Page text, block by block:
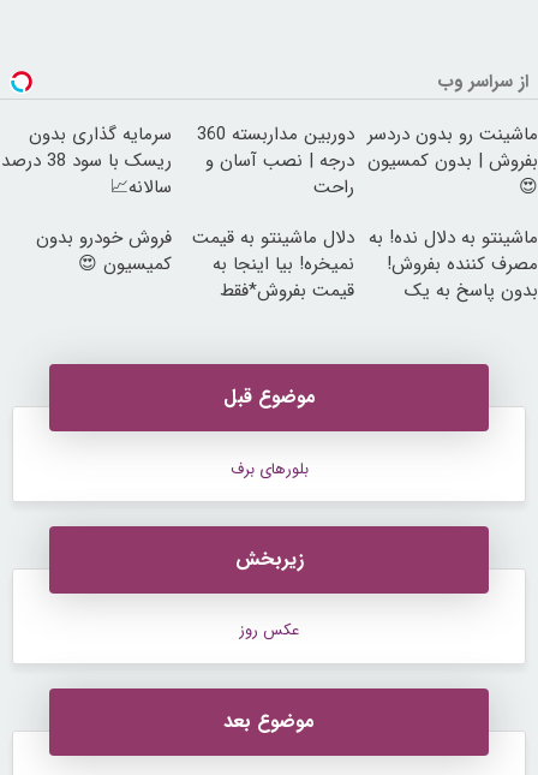
از سراسر وب
ماشینت رو بدون دردسر
بفروش | بدون کمسیون
😍
دوربین مداربسته 360
درجه | نصب آسان و
راحت
سرمایه گذاری بدون
ریسک با سود 38 درصد
سالانه📈
ماشینتو به دلال نده! به
مصرف کننده بفروش!
بدون پاسخ به یک
دلال ماشینتو به قیمت
نمیخره! بیا اینجا به
قیمت بفروش*فقط
فروش خودرو بدون
کمیسیون 😍
موضوع قبل
بلورهای برف
زیربخش
عکس روز
موضوع بعد